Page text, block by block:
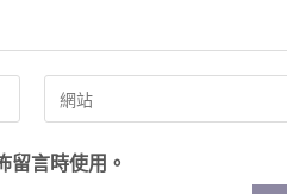
留言時使用。